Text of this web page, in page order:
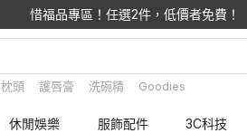
惜福品專區！任選2件，低價者免費！
枕頭 護唇膏 洗碗精 Goodies
休閒娛樂 服飾配件 3C科技